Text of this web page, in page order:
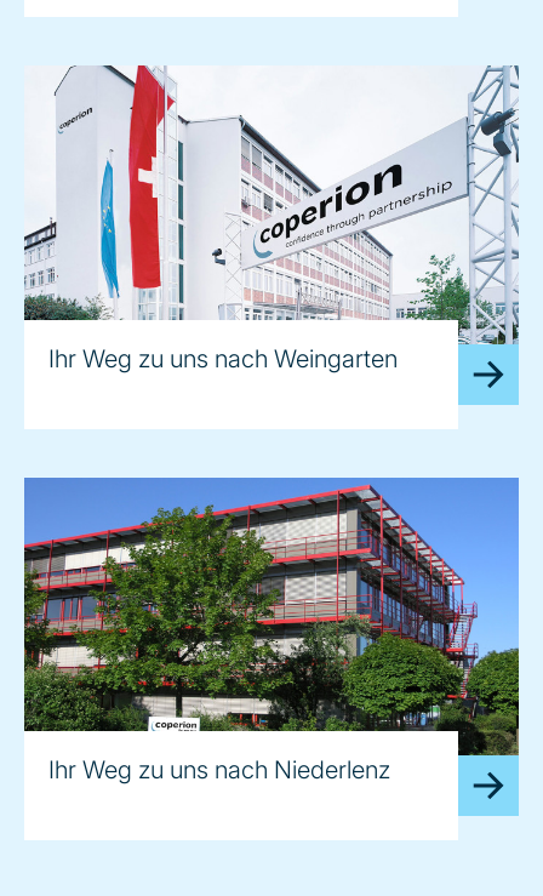
Ihr Weg zu uns nach Weingarten
Ihr Weg zu uns nach Niederlenz